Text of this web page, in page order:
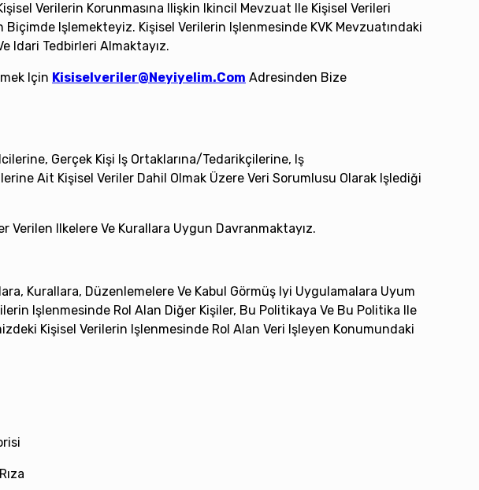
Verilerin Korunmasına Ilişkin Ikincil Mevzuat Ile Kişisel Verileri
Biçimde Işlemekteyiz. Kişisel Verilerin Işlenmesinde KVK Mevzuatındaki
Idari Tedbirleri Almaktayız.
Için Kisiselveriler@neyiyelim.com Adresinden Bize
Gerçek Kişi Iş Ortaklarına/tedarikçilerine, Iş
Ait Kişisel Veriler Dahil Olmak Üzere Veri Sorumlusu Olarak Işlediği
Verilen Ilkelere Ve Kurallara Uygun Davranmaktayız.
Kurallara, Düzenlemelere Ve Kabul Görmüş Iyi Uygulamalara Uyum
Işlenmesinde Rol Alan Diğer Kişiler, Bu Politikaya Ve Bu Politika Ile
Kişisel Verilerin Işlenmesinde Rol Alan Veri Işleyen Konumundaki